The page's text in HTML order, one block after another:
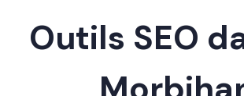
Outils SEO